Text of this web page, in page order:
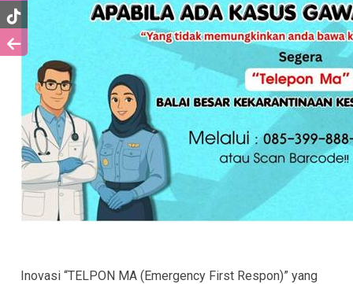
Inovasi “TELPON MA (Emergency First Respon)” yang